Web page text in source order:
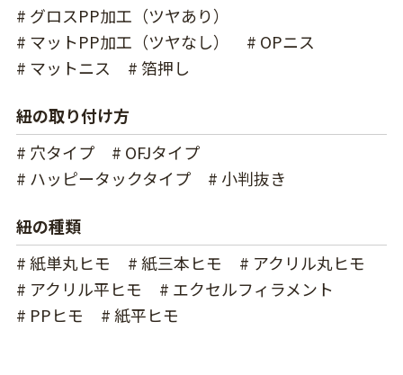
# グロスPP加工（ツヤあり）
# マットPP加工（ツヤなし）
# OPニス
# マットニス
# 箔押し
紐の取り付け方
# 穴タイプ
# OFJタイプ
# ハッピータックタイプ
# 小判抜き
紐の種類
# 紙単丸ヒモ
# 紙三本ヒモ
# アクリル丸ヒモ
# アクリル平ヒモ
# エクセルフィラメント
# PPヒモ
# 紙平ヒモ